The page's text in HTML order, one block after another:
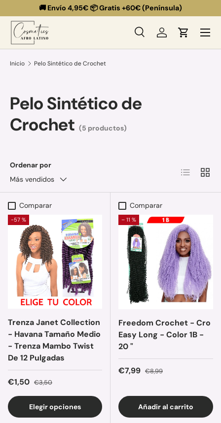
Ir al contenido
🚚 Envío 4,95€ 📦 Gratis +60€ (Península)
Buscar
BuscarIniciar sesión
Carrito
Menú
Inicio Pelo Sintético de Crochet
Pelo Sintético de
Crochet (5 productos)
Ordenar por
Más vendidos
Lista
Comparar
-57 %
Trenza Janet Collection
- Havana Tamaño Medio
- Trenza Mambo Twist
De 12 Pulgadas
Precio de venta
€1,50 Precio normal
€3,50
Elegir opciones
Comparar
– 11 %
Freedom Crochet - Cro
Easy Long - Color 1B -
20 "
Precio de venta
€7,99 Precio normal
€8,99
Añadir al carrito